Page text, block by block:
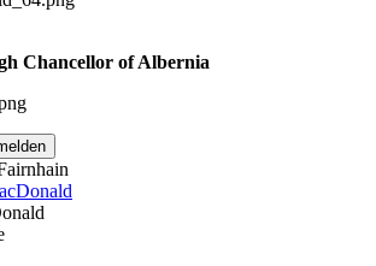
Chancellor of Albernia